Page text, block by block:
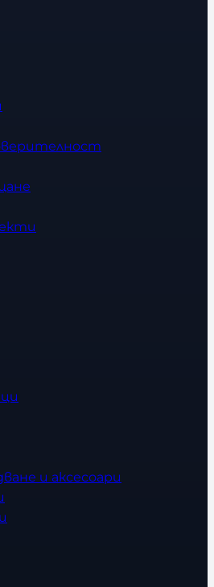
и аксесоари